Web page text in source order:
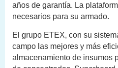
años de garantía. La
necesarios para su armado.
El grupo ETEX, con su
campo las mejores y más
almacenamiento de insumos